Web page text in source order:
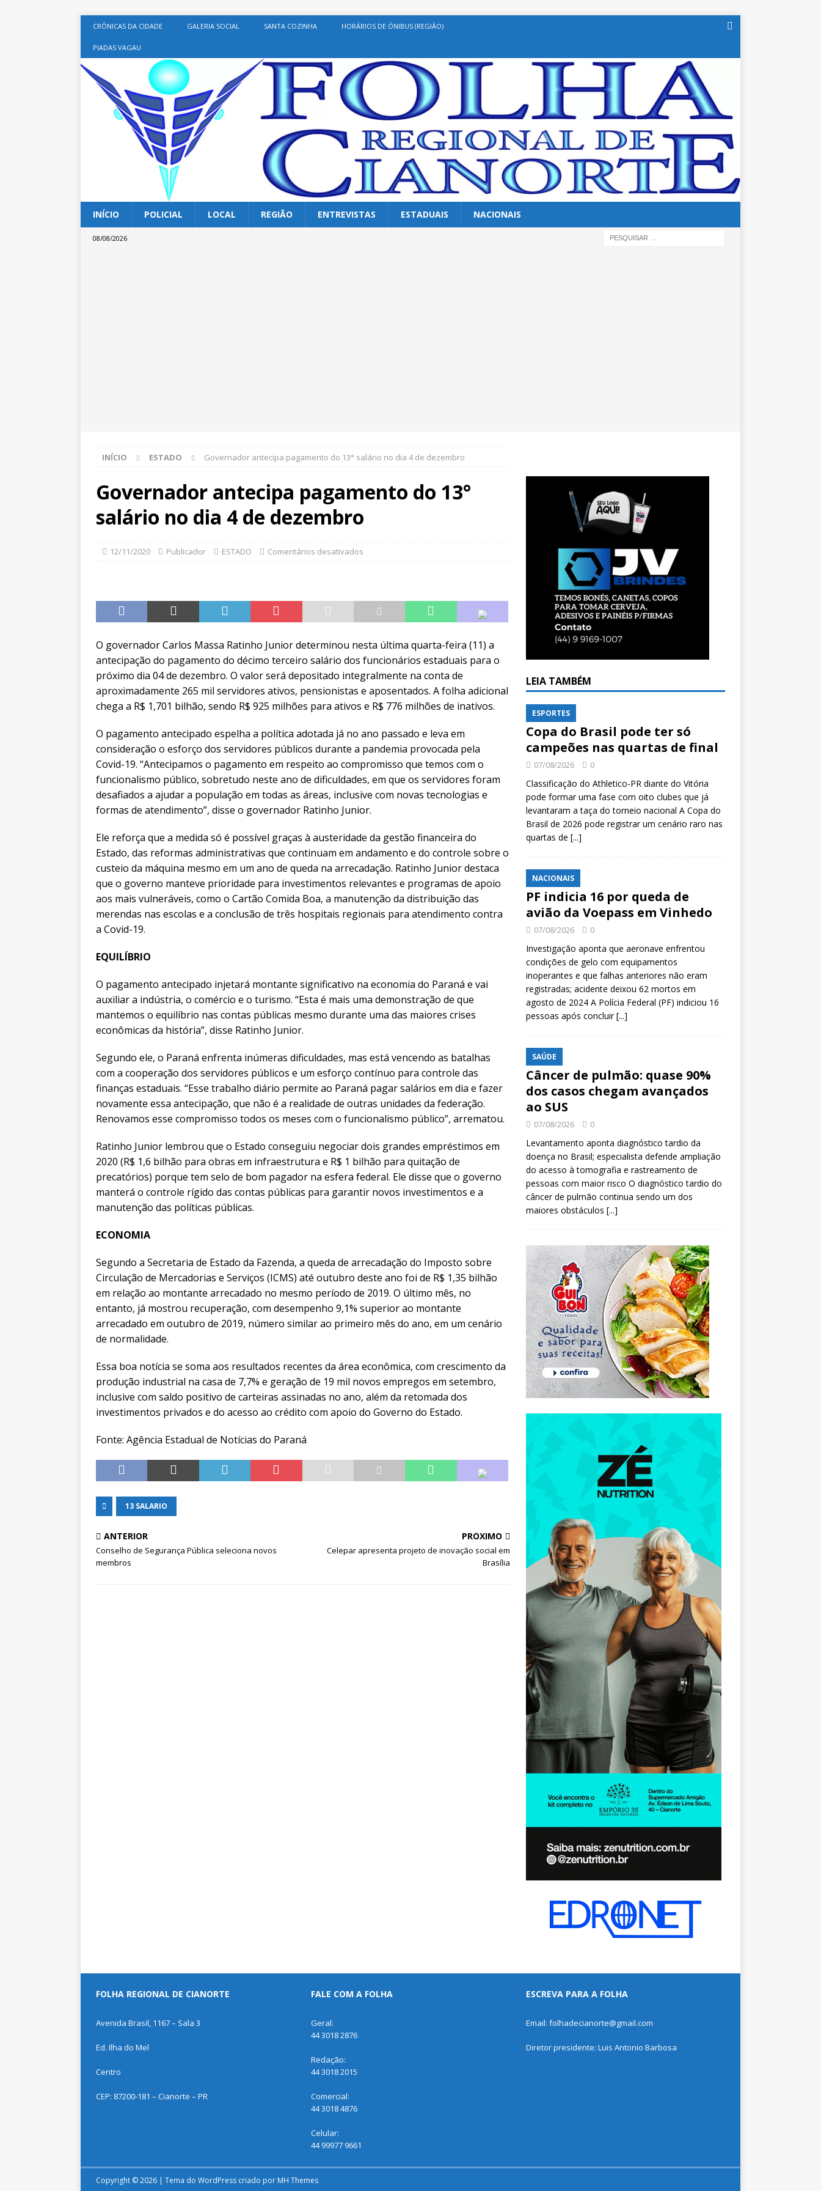
CRÔNICAS DA CIDADE GALERIA SOCIAL SANTA COZINHA HORÁRIOS DE ÔNIBUS (REGIÃO)
PIADAS VAGAU
INÍCIO POLICIAL LOCAL REGIÃO ENTREVISTAS ESTADUAIS NACIONAIS
08/08/2026
INÍCIO ESTADO Governador antecipa pagamento do 13° salário no dia 4 de dezembro
Governador antecipa pagamento do 13°
salário no dia 4 de dezembro
12/11/2020 Publicador ESTADO Comentários desativados
O governador Carlos Massa Ratinho Junior determinou nesta última quarta-feira (11) a
antecipação do pagamento do décimo terceiro salário dos funcionários estaduais para o
próximo dia 04 de dezembro. O valor será depositado integralmente na conta de
aproximadamente 265 mil servidores ativos, pensionistas e aposentados. A folha adicional
chega a R$ 1,701 bilhão, sendo R$ 925 milhões para ativos e R$ 776 milhões de inativos.
O pagamento antecipado espelha a política adotada já no ano passado e leva em
consideração o esforço dos servidores públicos durante a pandemia provocada pela
Covid-19. “Antecipamos o pagamento em respeito ao compromisso que temos com o
funcionalismo público, sobretudo neste ano de dificuldades, em que os servidores foram
desafiados a ajudar a população em todas as áreas, inclusive com novas tecnologias e
formas de atendimento”, disse o governador Ratinho Junior.
Ele reforça que a medida só é possível graças à austeridade da gestão financeira do
Estado, das reformas administrativas que continuam em andamento e do controle sobre o
custeio da máquina mesmo em um ano de queda na arrecadação. Ratinho Junior destaca
que o governo manteve prioridade para investimentos relevantes e programas de apoio
aos mais vulneráveis, como o Cartão Comida Boa, a manutenção da distribuição das
merendas nas escolas e a conclusão de três hospitais regionais para atendimento contra
a Covid-19.
EQUILÍBRIO
O pagamento antecipado injetará montante significativo na economia do Paraná e vai
auxiliar a indústria, o comércio e o turismo. “Esta é mais uma demonstração de que
mantemos o equilíbrio nas contas públicas mesmo durante uma das maiores crises
econômicas da história”, disse Ratinho Junior.
Segundo ele, o Paraná enfrenta inúmeras dificuldades, mas está vencendo as batalhas
com a cooperação dos servidores públicos e um esforço contínuo para controle das
finanças estaduais. “Esse trabalho diário permite ao Paraná pagar salários em dia e fazer
novamente essa antecipação, que não é a realidade de outras unidades da federação.
Renovamos esse compromisso todos os meses com o funcionalismo público”, arrematou.
Ratinho Junior lembrou que o Estado conseguiu negociar dois grandes empréstimos em
2020 (R$ 1,6 bilhão para obras em infraestrutura e R$ 1 bilhão para quitação de
precatórios) porque tem selo de bom pagador na esfera federal. Ele disse que o governo
manterá o controle rígido das contas públicas para garantir novos investimentos e a
manutenção das políticas públicas.
ECONOMIA
Segundo a Secretaria de Estado da Fazenda, a queda de arrecadação do Imposto sobre
Circulação de Mercadorias e Serviços (ICMS) até outubro deste ano foi de R$ 1,35 bilhão
em relação ao montante arrecadado no mesmo período de 2019. O último mês, no
entanto, já mostrou recuperação, com desempenho 9,1% superior ao montante
arrecadado em outubro de 2019, número similar ao primeiro mês do ano, em um cenário
de normalidade.
Essa boa notícia se soma aos resultados recentes da área econômica, com crescimento da
produção industrial na casa de 7,7% e geração de 19 mil novos empregos em setembro,
inclusive com saldo positivo de carteiras assinadas no ano, além da retomada dos
investimentos privados e do acesso ao crédito com apoio do Governo do Estado.
Fonte: Agência Estadual de Notícias do Paraná
13 SALARIO
ANTERIOR
Conselho de Segurança Pública seleciona novos
membros
PRÓXIMO
Celepar apresenta projeto de inovação social em
Brasília
LEIA TAMBÉM
ESPORTES
Copa do Brasil pode ter só
campeões nas quartas de final
07/08/2026 0
Classificação do Athletico-PR diante do Vitória
pode formar uma fase com oito clubes que já
levantaram a taça do torneio nacional A Copa do
Brasil de 2026 pode registrar um cenário raro nas
quartas de [...]
NACIONAIS
PF indicia 16 por queda de
avião da Voepass em Vinhedo
07/08/2026 0
Investigação aponta que aeronave enfrentou
condições de gelo com equipamentos
inoperantes e que falhas anteriores não eram
registradas; acidente deixou 62 mortos em
agosto de 2024 A Polícia Federal (PF) indiciou 16
pessoas após concluir[...]
SAÚDE
Câncer de pulmão: quase 90%
dos casos chegam avançados
ao SUS
07/08/2026 0
Levantamento aponta diagnóstico tardio da
doença no Brasil; especialista defende ampliação
do acesso à tomografia e rastreamento de
pessoas com maior risco O diagnóstico tardio do
câncer de pulmão continua sendo um dos
maiores obstáculos [...]
FOLHA REGIONAL DE CIANORTE
Avenida Brasil, 1167 – Sala 3
Ed. Ilha do Mel
Centro
CEP: 87200-181 – Cianorte – PR
FALE COM A FOLHA
Geral:
44 3018 2876
Redação:
44 3018 2015
Comercial:
44 3018 4876
Celular:
44 99977 9661
ESCREVA PARA A FOLHA
Email: folhadecianorte@gmail.com
Diretor presidente: Luis Antonio Barbosa
Copyright © 2026 | Tema do WordPress criado por MH Themes